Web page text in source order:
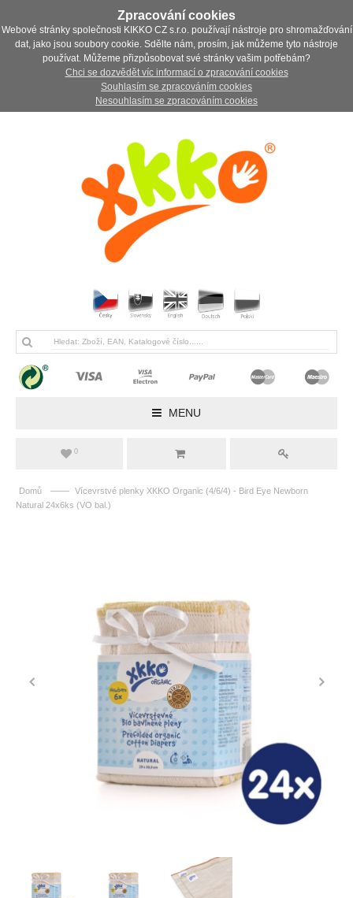
Zpracování cookies
Webové stránky společnosti KIKKO CZ s.r.o. používají nástroje pro shromažďování
dat, jako jsou soubory cookie. Sdělte nám, prosím, jak můžeme tyto nástroje
používat. Můžeme přizpůsobovat své stránky vašim potřebám?
Chci se dozvědět víc informací o zpracování cookies
Souhlasím se zpracováním cookies
Nesouhlasím se zpracováním cookies
MENU
0
Domů —— Vícevrstvé plenky XKKO Organic (4/6/4) - Bird Eye Newborn
Natural 24x6ks (VO bal.)